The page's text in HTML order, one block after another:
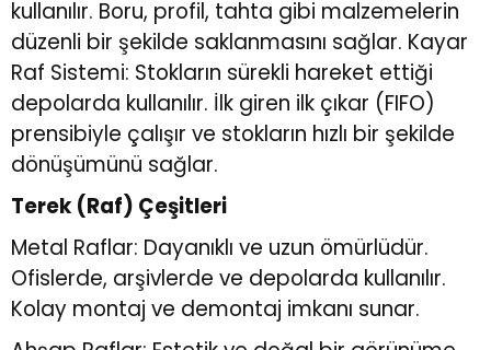
kullanılır. Boru, profil, tahta gibi malzemelerin
düzenli bir şekilde saklanmasını sağlar. Kayar
Raf Sistemi: Stokların sürekli hareket ettiği
depolarda kullanılır. İlk giren ilk çıkar (FIFO)
prensibiyle çalışır ve stokların hızlı bir şekilde
dönüşümünü sağlar.
Terek (Raf) Çeşitleri
Metal Raflar: Dayanıklı ve uzun ömürlüdür.
Ofislerde, arşivlerde ve depolarda kullanılır.
Kolay montaj ve demontaj imkanı sunar.